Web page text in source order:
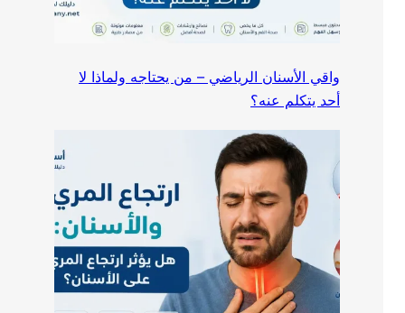
واقي الأسنان الرياضي – من يحتاجه ولماذا لا
أحد يتكلم عنه؟